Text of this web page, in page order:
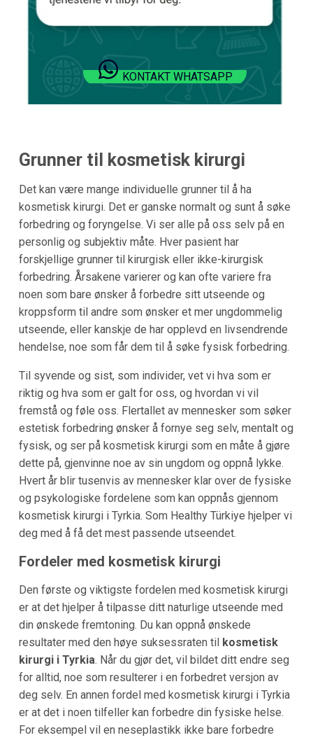
KONTAKT WHATSAPP
Grunner til kosmetisk kirurgi
Det kan være mange individuelle grunner til å ha
kosmetisk kirurgi. Det er ganske normalt og sunt å søke
forbedring og foryngelse. Vi ser alle på oss selv på en
personlig og subjektiv måte. Hver pasient har
forskjellige grunner til kirurgisk eller ikke-kirurgisk
forbedring. Årsakene varierer og kan ofte variere fra
noen som bare ønsker å forbedre sitt utseende og
kroppsform til andre som ønsker et mer ungdommelig
utseende, eller kanskje de har opplevd en livsendrende
hendelse, noe som får dem til å søke fysisk forbedring.
Til syvende og sist, som individer, vet vi hva som er
riktig og hva som er galt for oss, og hvordan vi vil
fremstå og føle oss. Flertallet av mennesker som søker
estetisk forbedring ønsker å fornye seg selv, mentalt og
fysisk, og ser på kosmetisk kirurgi som en måte å gjøre
dette på, gjenvinne noe av sin ungdom og oppnå lykke.
Hvert år blir tusenvis av mennesker klar over de fysiske
og psykologiske fordelene som kan oppnås gjennom
kosmetisk kirurgi i Tyrkia. Som Healthy Türkiye hjelper vi
deg med å få det mest passende utseendet.
Fordeler med kosmetisk kirurgi
Den første og viktigste fordelen med kosmetisk kirurgi
er at det hjelper å tilpasse ditt naturlige utseende med
din ønskede fremtoning. Du kan oppnå ønskede
resultater med den høye suksessraten til kosmetisk
kirurgi i Tyrkia. Når du gjør det, vil bildet ditt endre seg
for alltid, noe som resulterer i en forbedret versjon av
deg selv. En annen fordel med kosmetisk kirurgi i Tyrkia
er at det i noen tilfeller kan forbedre din fysiske helse.
For eksempel vil en neseplastikk ikke bare forbedre